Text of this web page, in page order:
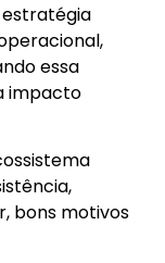
essa
impacto
bons motivos